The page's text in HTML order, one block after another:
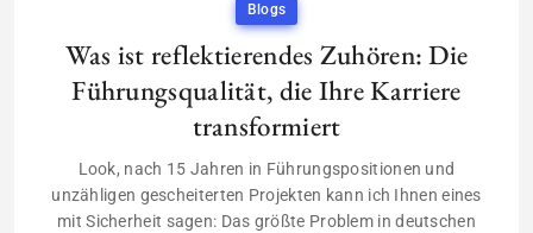
Blogs
Was ist reflektierendes Zuhören: Die
Führungsqualität, die Ihre Karriere
transformiert
Look, nach 15 Jahren in Führungspositionen und
unzähligen gescheiterten Projekten kann ich Ihnen eines
mit Sicherheit sagen: Das größte Problem in deutschen